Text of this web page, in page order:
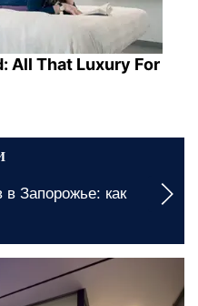
All That Luxury For
Запорожье: как